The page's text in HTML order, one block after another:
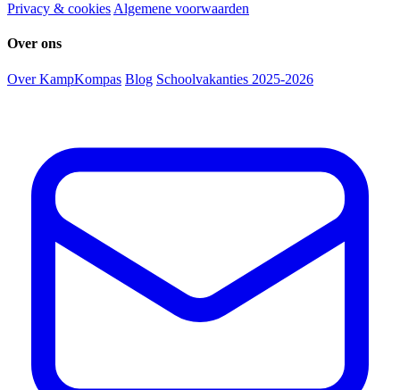
Privacy & cookies Algemene voorwaarden
Over ons
Over KampKompas Blog Schoolvakanties 2025-2026